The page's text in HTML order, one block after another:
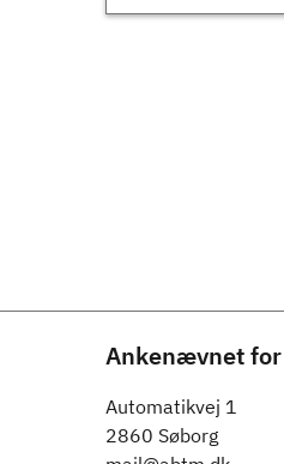
Ankenævnet for
Automatikvej 1
2860 Søborg